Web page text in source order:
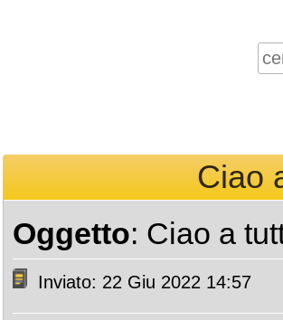
Ciao
Oggetto: Ciao a
Inviato: 22 Giu 2022 14:57